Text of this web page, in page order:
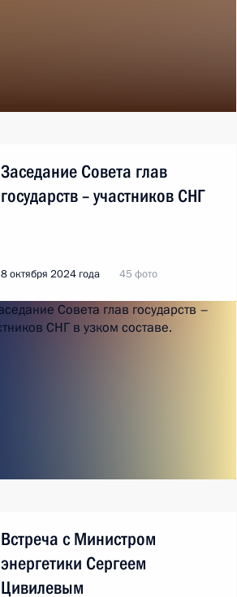
Заседание Совета глав
государств – участников СНГ
8 октября 2024 года 45 фото
Встреча с Министром
энергетики Сергеем
Цивилевым